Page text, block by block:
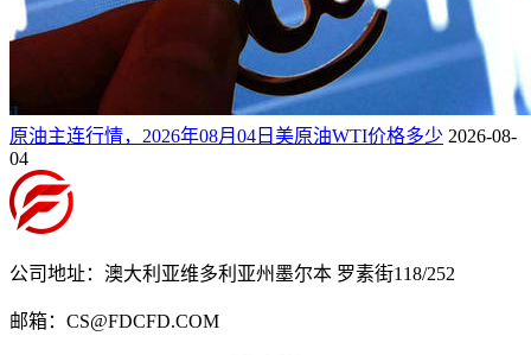
原油主连行情，2026年08月04日美原油WTI价格多少 2026-08-
04
公司地址：澳大利亚维多利亚州墨尔本 罗素街118/252
邮箱：CS@FDCFD.COM